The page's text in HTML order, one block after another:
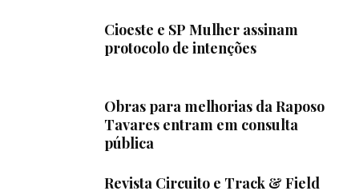
Cioeste e SP Mulher assinam
protocolo de intenções
Obras para melhorias da Raposo
Tavares entram em consulta
pública
Revista Circuito e Track & Field